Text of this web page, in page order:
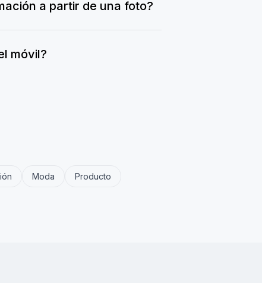
a partir de una foto?
móvil?
Moda Producto